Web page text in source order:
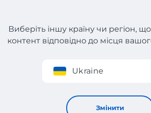
Реєстрація
Виберіть іншу країну чи регіон,
контент відповідно до місця
Ukraine
Змінити
Millenniumshop